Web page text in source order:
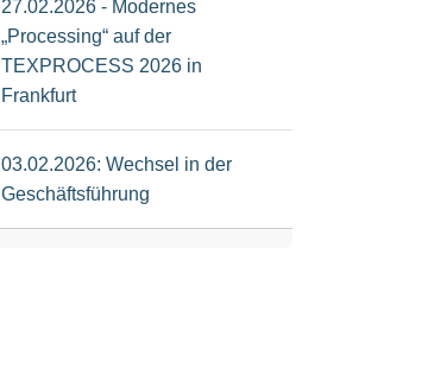
27.02.2026 - Modernes
„Processing“ auf der
TEXPROCESS 2026 in
Frankfurt
03.02.2026: Wechsel in der
Geschäftsführung